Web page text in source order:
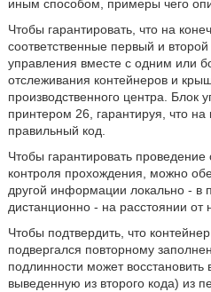
иным способом, примеры чего
Чтобы гарантировать, что на
соответственные первый и
управления вместе с одним или
отслеживания контейнеров и
производственного центра. Блок
принтером 26, гарантируя, что
правильный код.
Чтобы гарантировать
контроля прохождения, можно
другой информации локально - в
дистанционно - на расстоянии от
Чтобы подтвердить, что
подвергался повторному
подлинности может
выведенную из второго кода) из